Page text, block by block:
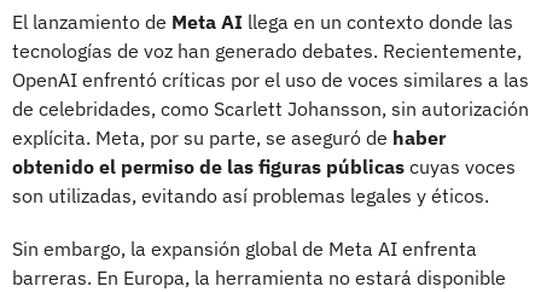
El lanzamiento de Meta AI llega en un contexto donde las
tecnologías de voz han generado debates. Recientemente,
OpenAI enfrentó críticas por el uso de voces similares a las
de celebridades, como Scarlett Johansson, sin autorización
explícita. Meta, por su parte, se aseguró de haber
obtenido el permiso de las figuras públicas cuyas voces
son utilizadas, evitando así problemas legales y éticos.
Sin embargo, la expansión global de Meta AI enfrenta
barreras. En Europa, la herramienta no estará disponible